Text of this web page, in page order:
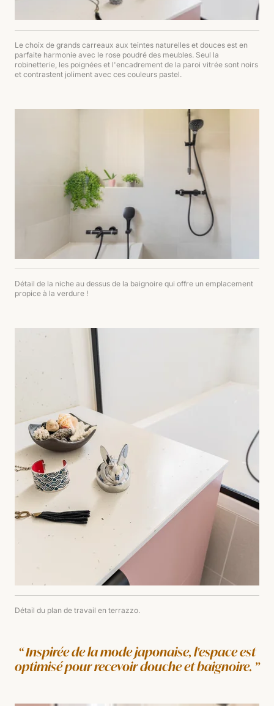
Le choix de grands carreaux aux teintes naturelles et douces est en
parfaite harmonie avec le rose poudré des meubles. Seul la
robinetterie, les poignées et l'encadrement de la paroi vitrée sont noirs
et contrastent joliment avec ces couleurs pastel.
Détail de la niche au dessus de la baignoire qui offre un emplacement
propice à la verdure !
Détail du plan de travail en terrazzo.
Inspirée de la mode japonaise, l'espace est
optimisé pour recevoir douche et baignoire.